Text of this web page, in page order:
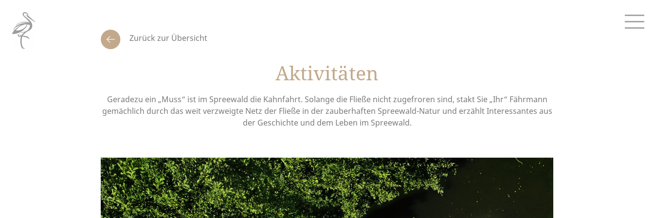
Zurück zur Übersicht
Aktivitäten
Geradezu ein „Muss“ ist im Spreewald die Kahnfahrt. Solange die Fließe nicht zugefroren sind, stakt Sie „Ihr“ Fährmann
gemächlich durch das weit verzweigte Netz der Fließe in der zauberhaften Spreewald-Natur und erzählt Interessantes aus
der Geschichte und dem Leben im Spreewald.